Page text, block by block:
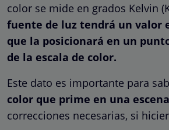
color se mide en grados Kelvin
fuente de luz tendrá un valor
que la posicionará en un
de la escala de color.
Este dato es importante para
color que prime en una escena
correcciones necesarias, si